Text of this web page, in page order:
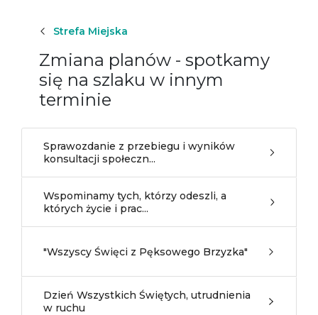
Strefa Miejska
Zmiana planów - spotkamy
się na szlaku w innym
terminie
Sprawozdanie z przebiegu i wyników
konsultacji społeczn...
Wspominamy tych, którzy odeszli, a
których życie i prac...
"Wszyscy Święci z Pęksowego Brzyzka"
Dzień Wszystkich Świętych, utrudnienia
w ruchu